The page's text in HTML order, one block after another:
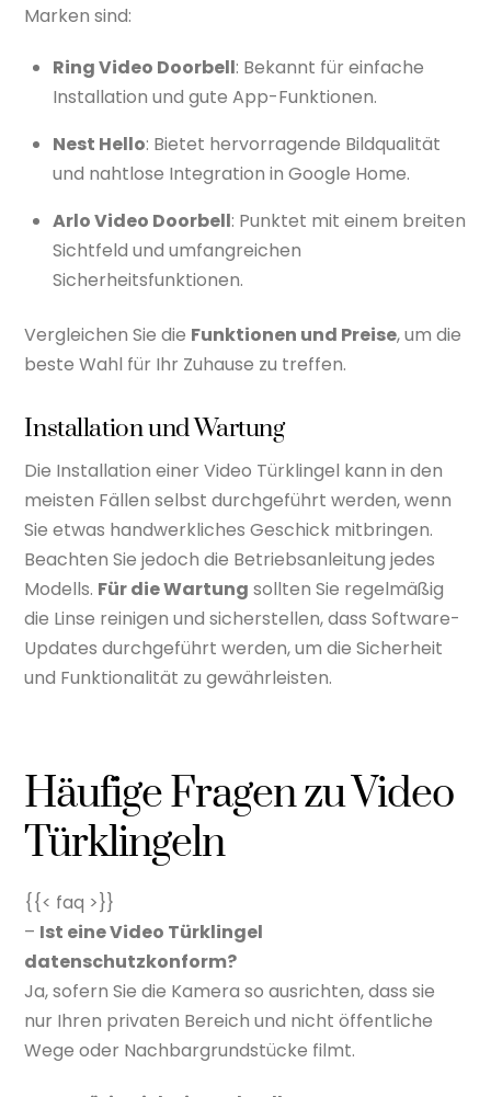
Marken sind:
Ring Video Doorbell: Bekannt für einfache
Installation und gute App-Funktionen.
Nest Hello: Bietet hervorragende Bildqualität
und nahtlose Integration in Google Home.
Arlo Video Doorbell: Punktet mit einem breiten
Sichtfeld und umfangreichen
Sicherheitsfunktionen.
Vergleichen Sie die Funktionen und Preise, um die
beste Wahl für Ihr Zuhause zu treffen.
Installation und Wartung
Die Installation einer Video Türklingel kann in den
meisten Fällen selbst durchgeführt werden, wenn
Sie etwas handwerkliches Geschick mitbringen.
Beachten Sie jedoch die Betriebsanleitung jedes
Modells. Für die Wartung sollten Sie regelmäßig
die Linse reinigen und sicherstellen, dass Software-
Updates durchgeführt werden, um die Sicherheit
und Funktionalität zu gewährleisten.
Häufige Fragen zu Video
Türklingeln
{{< faq >}}
– Ist eine Video Türklingel
datenschutzkonform?
Ja, sofern Sie die Kamera so ausrichten, dass sie
nur Ihren privaten Bereich und nicht öffentliche
Wege oder Nachbargrundstücke filmt.